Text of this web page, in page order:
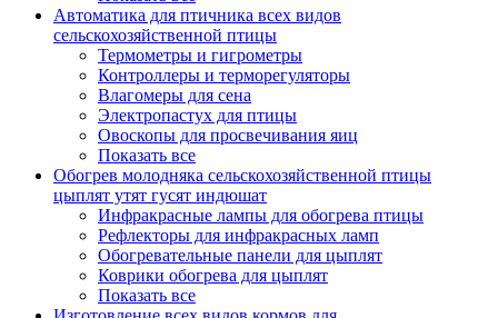
Автоматика для птичника всех видов
сельскохозяйственной птицы
Термометры и гигрометры
Контроллеры и терморегуляторы
Влагомеры для сена
Электропастух для птицы
Овоскопы для просвечивания яиц
Показать все
Обогрев молодняка сельскохозяйственной птицы
цыплят утят гусят индюшат
Инфракрасные лампы для обогрева птицы
Рефлекторы для инфракрасных ламп
Обогревательные панели для цыплят
Коврики обогрева для цыплят
Показать все